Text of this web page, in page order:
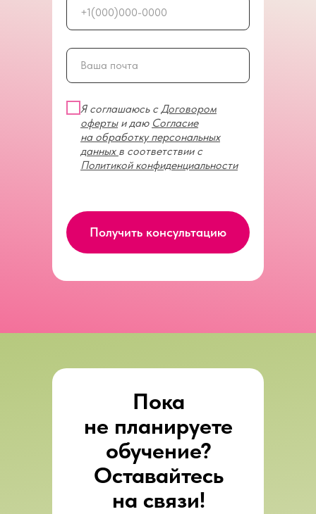
+1(000)000-0000
Ваша почта
Я соглашаюсь с Договором
офертыи даю Согласие
на обработку персональных
данных в соответствии с
Политикой конфиденциальности
Получить консультацию
Пока
не планируете
обучение?
Оставайтесь
на связи!